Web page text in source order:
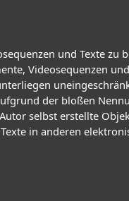
und Texte zu
Videosequenzen
der bloßen
selbst erstellte
in anderen